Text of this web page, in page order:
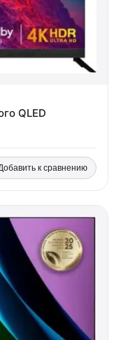
QLED
к сравнению